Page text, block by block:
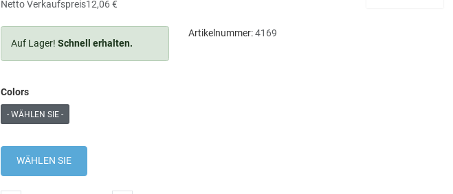
Netto Verkaufspreis12,06 €
Auf Lager! Schnell erhalten.
Artikelnummer:4169
Colors
- WÄHLEN SIE -